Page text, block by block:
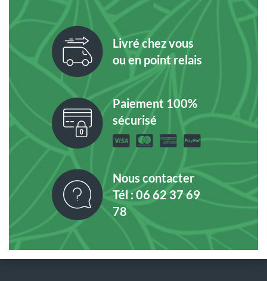
Livré chez vous
ou en point relais
Paiement 100%
sécurisé
Nous contacter
Tél : 06 62 37 69
78